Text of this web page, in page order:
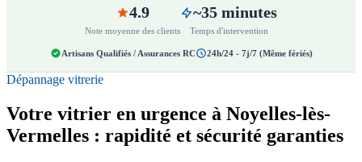
4.9
Note moyenne des clients
~35 minutes
Temps d'intervention
Artisans Qualifiés / Assurances RC 24h/24 - 7j/7 (Même fériés)
Dépannage vitrerie
Votre vitrier en urgence à Noyelles-lès-
Vermelles : rapidité et sécurité garanties